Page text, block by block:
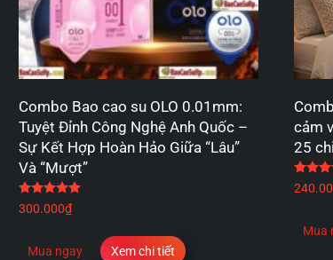
Combo Bao cao su OLO 0.01mm:
Tuyệt Đỉnh Công Nghệ Anh Quốc –
Sự Kết Hợp Hoàn Hảo Giữa “Lâu”
Và “Mượt”
300.000₫
Mua ngay Xem chi tiết
cảm
25
Mua